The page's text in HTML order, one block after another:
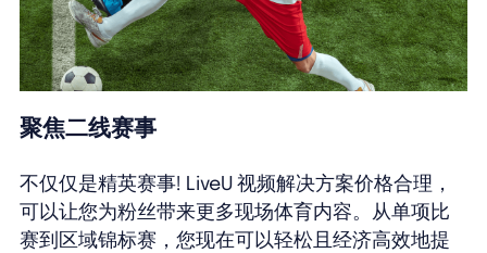
聚焦二线赛事
不仅仅是精英赛事! LiveU 视频解决方案价格合理，
可以让您为粉丝带来更多现场体育内容。从单项比
赛到区域锦标赛，您现在可以轻松且经济高效地提